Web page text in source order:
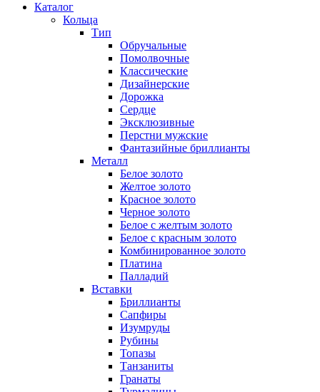
Каталог
Кольца
Тип
Обручальные
Помолвочные
Классические
Дизайнерские
Дорожка
Сердце
Эксклюзивные
Перстни мужские
Фантазийные бриллианты
Металл
Белое золото
Желтое золото
Красное золото
Черное золото
Белое с желтым золото
Белое с красным золото
Комбинированное золото
Платина
Палладий
Вставки
Бриллианты
Сапфиры
Изумруды
Рубины
Топазы
Танзаниты
Гранаты